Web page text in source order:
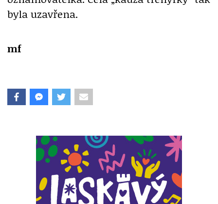
byla uzavřena.
mf